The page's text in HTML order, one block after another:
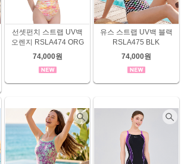
선셋펀치 스트랩 UV백
오렌지 RSLA474 ORG
74,000원
유스 스트랩 UV백 블랙
RSLA475 BLK
74,000원